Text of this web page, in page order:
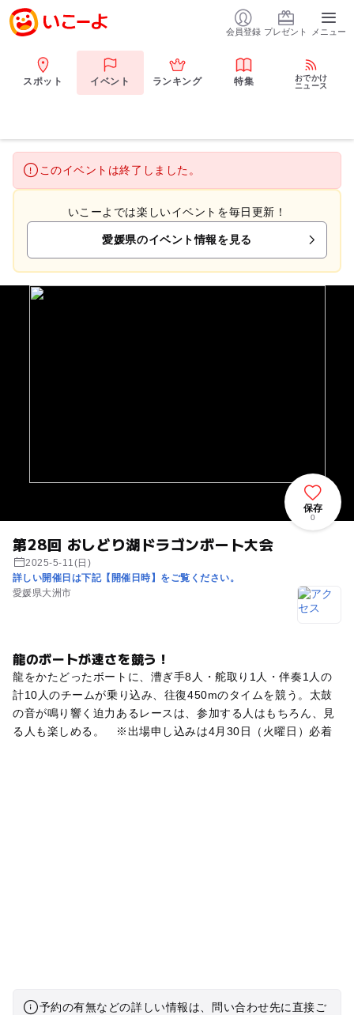
会員登録 プレゼント メニュー
スポット イベント ランキング 特集
おでかけ
ニュース
このイベントは終了しました。
いこーよでは楽しいイベントを毎日更新！
愛媛県のイベント情報を見る
第28回 おしどり湖ドラゴンボート大会
2025-5-11(日)
詳しい開催日は下記【開催日時】をご覧ください。
愛媛県大洲市
保存
0
龍のボートが速さを競う！
龍をかたどったボートに、漕ぎ手8人・舵取り1人・伴奏1人の
計10人のチームが乗り込み、往復450mのタイムを競う。太鼓
の音が鳴り響く迫力あるレースは、参加する人はもちろん、見
る人も楽しめる。 ※出場申し込みは4月30日（火曜日）必着
予約の有無などの詳しい情報は、問い合わせ先に直接ご